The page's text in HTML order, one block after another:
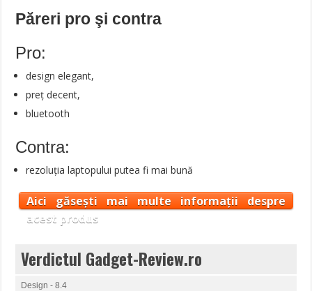
Păreri pro şi contra
Pro:
design elegant,
preț decent,
bluetooth
Contra:
rezoluția laptopului putea fi mai bună
Aici găsești mai multe informații despre
acest produs
Verdictul Gadget-Review.ro
Design - 8.4